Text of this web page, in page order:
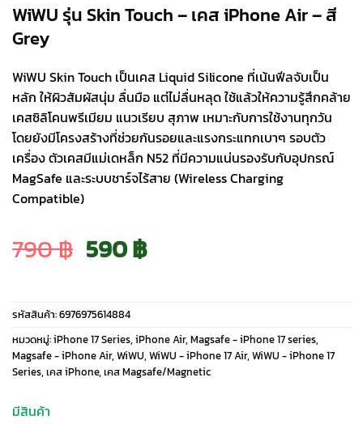
WiWU รุ่น Skin Touch – เคส iPhone Air – สี
Grey
WiWU Skin Touch เป็นเคส Liquid Silicone ที่เน้นฟีลจับเป็น
หลัก ให้ผิวสัมผัสนุ่ม ลื่นมือ แต่ไม่ลื่นหลุด ใช้แล้วให้ความรู้สึกคล้าย
เคสซิลิโคนพรีเมียม แนวเรียบ สุภาพ เหมาะกับการใช้งานทุกวัน
โดยยังมีโครงสร้างที่ช่วยกันรอยและแรงกระแทกเบาๆ รอบตัว
เครื่อง ตัวเคสมีแม่เดหล็ก N52 ที่มีความแน่นรองรับกับอุปกรณ์
MagSafe และระบบชาร์จไร้สาย (Wireless Charging
Compatible)
790฿ Original
price
was:
790 ฿.
590฿Current
price
is:
590 ฿.
รหัสสินค้า:6976975614884
หมวดหมู่:iPhone 17 Series, iPhone Air, Magsafe - iPhone 17 series,
Magsafe - iPhone Air, WiWU, WiWU - iPhone 17 Air, WiWU - iPhone 17
Series, เคส iPhone, เคส Magsafe/Magnetic
มีสินค้า